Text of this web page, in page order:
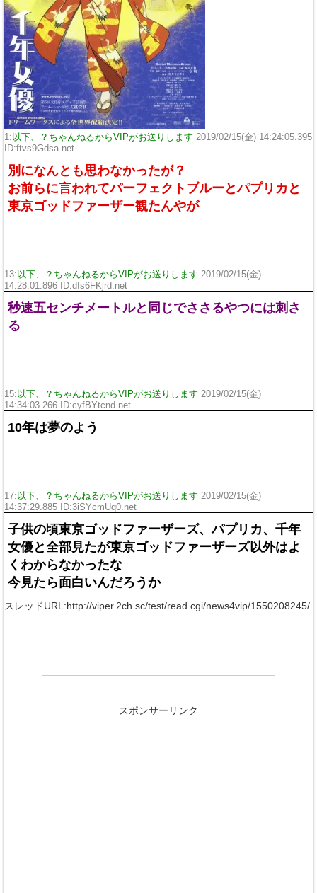
1: 以下、？ちゃんねるからVIPがお送りします 2019/02/15(金) 14:24:05.395
ID:ftvs9Gdsa.net
別になんとも思わなかったが？
お前らに言われてパーフェクトブルーとパプリカと
東京ゴッドファーザー観たんやが
13: 以下、？ちゃんねるからVIPがお送りします 2019/02/15(金)
14:28:01.896 ID:dIs6FKjrd.net
秒速五センチメートルと同じでささるやつには刺さ
る
15: 以下、？ちゃんねるからVIPがお送りします 2019/02/15(金)
14:34:03.266 ID:cyfBYtcnd.net
10年は夢のよう
17: 以下、？ちゃんねるからVIPがお送りします 2019/02/15(金)
14:37:29.885 ID:3iSYcmUq0.net
子供の頃東京ゴッドファーザーズ、パプリカ、千年
女優と全部見たが東京ゴッドファーザーズ以外はよ
くわからなかったな
今見たら面白いんだろうか
スレッドURL:http://viper.2ch.sc/test/read.cgi/news4vip/1550208245/
スポンサーリンク